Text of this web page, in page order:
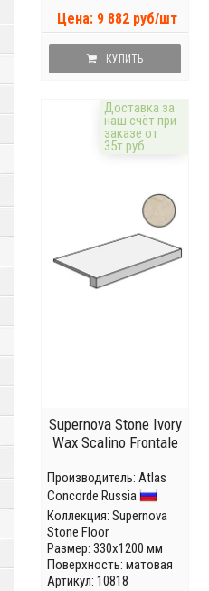
Цена: 9 882 руб/шт
КУПИТЬ
Доставка за
наш счёт при
заказе от
35т.руб
Supernova Stone Ivory
Wax Scalino Frontale
Производитель: Atlas
Concorde Russia
Коллекция: Supernova
Stone Floor
Размер: 330x1200 мм
Поверхность: матовая
Артикул: 10818